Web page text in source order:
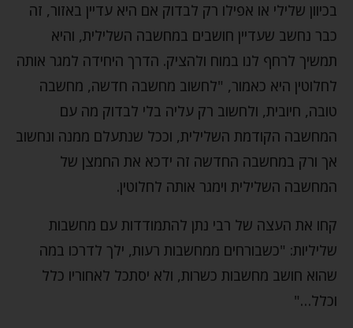
בכיוון שלילי או אפילו רק לבדוק אם היא עדיין באזור, זה
כבר נחשב שעדיין חושבים במחשבה השלילית, והיא
תמשיך לרחף לנו במוח ולהציק. הדרך היחידה למגר אותה
לחלוטין היא כאמור, "לחשוב מחשבה חדשה, מחשבה
טובה, חיובית, ולחשוב רק עליה בלי לבדוק מה עם
המחשבה הקודמת השלילית, וככל שנתעלם ממנה ונחשוב
אך ורק במחשבה החדשה זה ידכא את החמצן של
המחשבה השלילית וימגר אותה לחלוטין.
קחו את העצה של רבי נתן להתמודדות עם מחשבות
שליליות: "כשבורחים ממחשבות רעות, ילך לדרכו במה
שהוא חושב מחשבות כשרות, ולא יסתכל לאחוריו כלל
וכלל…"